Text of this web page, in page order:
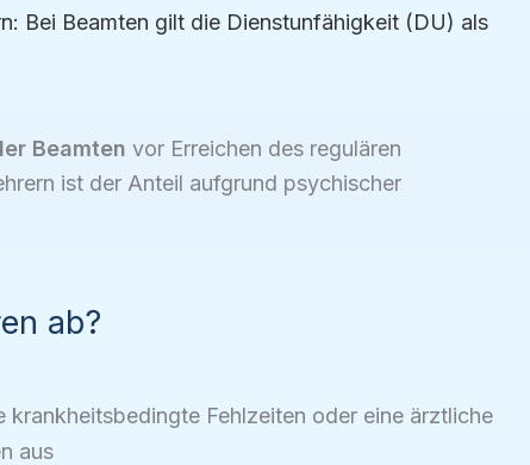
Bei Beamten gilt die Dienstunfähigkeit (DU) als
Beamten vor Erreichen des regulären
ist der Anteil aufgrund psychischer
ab?
krankheitsbedingte Fehlzeiten oder eine ärztliche
aus